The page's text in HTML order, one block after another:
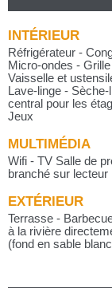
INTÉRIEUR
Réfrigérateur -
Micro-ondes -
Vaisselle et
Lave-linge -
central pour les
Jeux
MULTIMÉDIA
Wifi - TV Salle de
branché sur
EXTÉRIEUR
Terrasse -
à la rivière
(fond en sable